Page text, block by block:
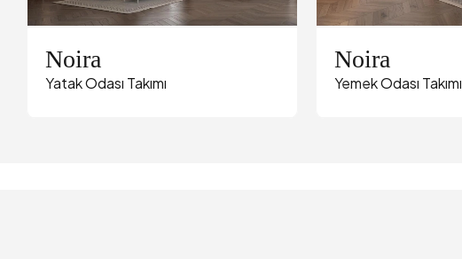
Noira
Yatak Odası Takımı
Noira
Yemek Odası Takımı